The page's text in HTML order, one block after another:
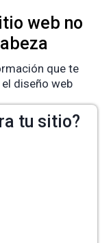
web no
que te
diseño web
tu sitio?